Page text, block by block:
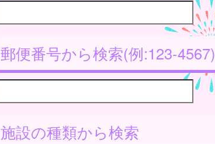
郵便番号から検索(例:123-4567)
施設の種類から検索